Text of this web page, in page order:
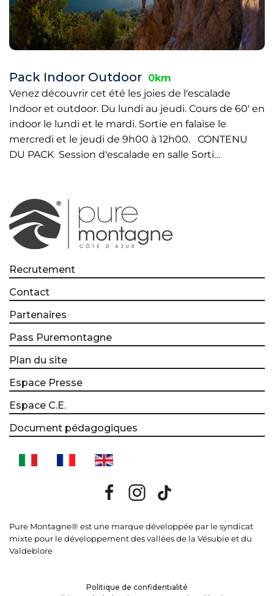
Pack Indoor Outdoor 0km
Venez découvrir cet été les joies de l'escalade
Indoor et outdoor. Du lundi au jeudi. Cours de 60' en
indoor le lundi et le mardi. Sortie en falaise le
mercredi et le jeudi de 9h00 à 12h00. CONTENU
DU PACK Session d'escalade en salle Sorti…
Recrutement
Contact
Partenaires
Pass Puremontagne
Plan du site
Espace Presse
Espace C.E.
Document pédagogiques
Pure Montagne® est une marque développée par le syndicat
mixte pour le développement des vallées de la Vésubie et du
Valdeblore
Politique de confidentialité